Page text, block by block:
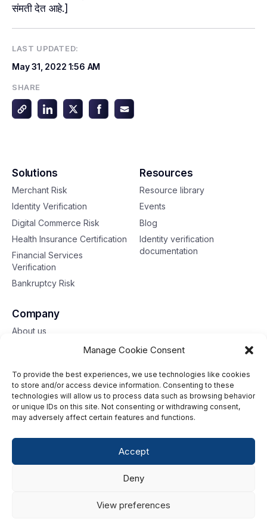
Manage Cookie Consent
To provide the best experiences, we use technologies like cookies
to store and/or access device information. Consenting to these
technologies will allow us to process data such as browsing behavior
or unique IDs on this site. Not consenting or withdrawing consent,
may adversely affect certain features and functions.
Accept
Deny
View preferences
संमती देत आहे.]
LAST UPDATED:
May 31, 2022 1:56 AM
SHARE
Solutions
Merchant Risk
Identity Verification
Digital Commerce Risk
Health Insurance Certification
Financial Services
Verification
Bankruptcy Risk
Resources
Resource library
Events
Blog
Identity verification
documentation
Company
About us
Toll free: 833-653-6618
Our offices
©2026 G2 Web Services, Inc. All rights reserved.
Privacy Policy